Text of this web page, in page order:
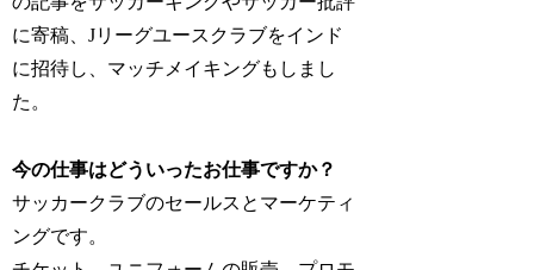
に寄稿、Jリーグユースクラブをインド
に招待し、マッチメイキングもしまし
た。
今の仕事はどういったお仕事ですか？
サッカークラブのセールスとマーケティ
ングです。